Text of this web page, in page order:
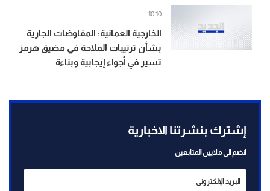
الخارجية العمانية: المفاوضات الجارية
بشأن ترتيبات الملاحة في مضيق هرمز
تسير في أجواء إيجابية وبناءة
10:10
إشترك بنشرتنا الاخبارية
انضم الى ملايين المتابعين